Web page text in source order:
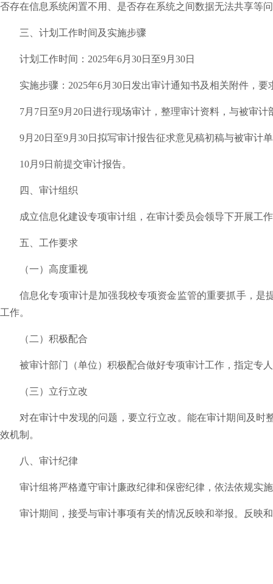
否存在信息系统闲置不用、是否存在系统之间数据无法共享等
三、计划工作时间及实施步骤
计划工作时间： 2025年6月 30日至9月 30日
实施步骤： 2025年6月 30日发出审计通知书及相关附件，
7月 7日至9月 20日进行现场审计，整理审计资料，与被审
9月 20日至9月 30日拟写审计报告征求意见稿初稿与被审计
10月 9日前提交审计报告。
四、审计组织
成立信息化建设专项审计组，在审计委员会领导下开展工
五、工作要求
（一）高度重视
信息化专项审计是加强我校专项资金监管的重要抓手，
工作。
（二）积极配合
被审计部门（单位）积极配合做好专项审计工作，指定专
（三）立行立改
对在审计中发现的问题，要立行立改。能在审计期间及
效机制。
八、审计纪律
审计组将严格遵守审计廉政纪律和保密纪律，依法依规实
审计期间，接受与审计事项有关的情况反映和举报。反映